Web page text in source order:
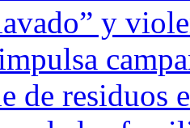
y
de residuos